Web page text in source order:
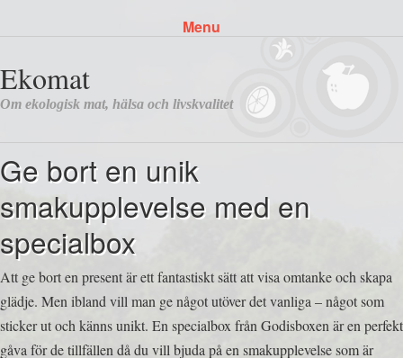
Menu
Ge bort en unik
smakupplevelse med en
specialbox
Att ge bort en present är ett fantastiskt sätt att visa omtanke och skapa
glädje. Men ibland vill man ge något utöver det vanliga – något som
sticker ut och känns unikt. En specialbox från Godisboxen är en perfekt
gåva för de tillfällen då du vill bjuda på en smakupplevelse som är